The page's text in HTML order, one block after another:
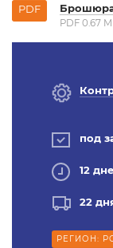
PDF
PDF 0.67
под
12
22
РЕГИОН: